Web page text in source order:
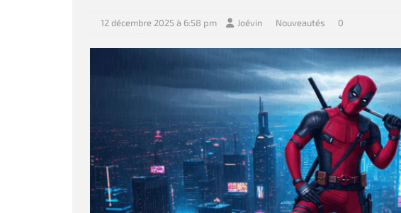
12 décembre 2025 à 6:58 pm Joévin Nouveautés 0